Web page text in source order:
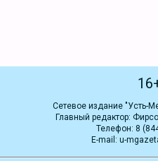
Сетевое издание "Усть-
Главный редактор:
Телефон: 8
E-mail: u-